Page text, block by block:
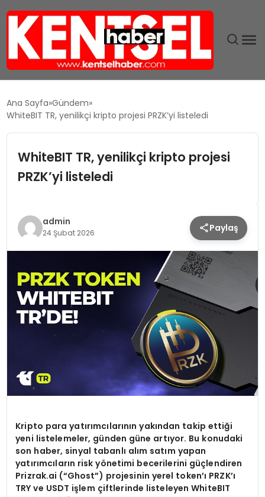
EKONOMI
TEKNOLOJI
MAGAZIN
KÜLTÜR & SANAT
SPOR
Ana Sayfa Gündem
WhiteBIT TR, yenilikçi kripto projesi PRZK’yi listeledi
WhiteBIT TR, yenilikçi kripto projesi
PRZK’yi listeledi
admin
24 Şubat 2026 Paylaş
Kripto para yatırımcılarının yakından takip ettiği
yeni listelemeler, günden güne artıyor. Bu konudaki
son haber, sinyal tabanlı alım satım yapan
yatırımcıların risk yönetimi becerilerini güçlendiren
Prizrak.ai (“Ghost”) projesinin yerel token’ı PRZK’ı
TRY ve USDT işlem çiftlerinde listeleyen WhiteBIT